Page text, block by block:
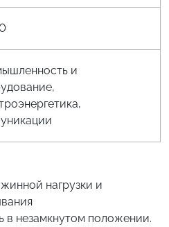
и
нагрузки и
в незамкнутом положении.